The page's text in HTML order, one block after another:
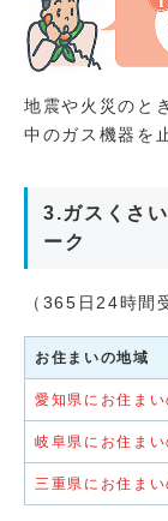
地震や火災のと
中のガス機器を
3.ガスくさ
ーク
（365日24時間
お住まいの地域
愛知県にお住まい
岐阜県にお住まい
三重県にお住まい